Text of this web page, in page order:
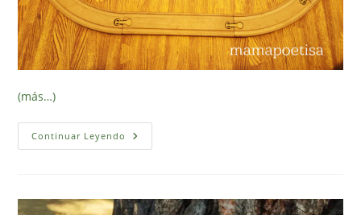
(más…)
Continuar Leyendo Vagones
Al